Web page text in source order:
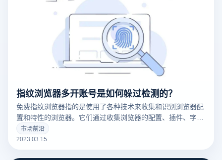
指纹浏览器多开账号是如何躲过检测的？
免费指纹浏览器指的是使用了各种技术来收集和识别浏览器配
置和特性的浏览器。它们通过收集浏览器的配置、插件、字
体、操作系统版本等信息来创建一个唯一的浏览器指纹，这可
以用于追踪用户的在线行为。
市场前沿
2023.03.15